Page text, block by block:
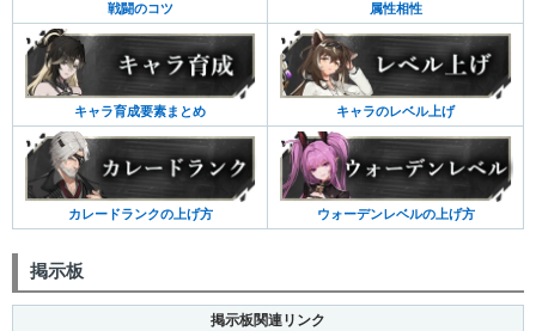
戦闘のコツ 属性相性
キャラ育成要素まとめ キャラのレベル上げ
カレードランクの上げ方 ウォーデンレベルの上げ方
掲示板
掲示板関連リンク